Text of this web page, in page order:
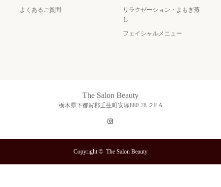
よくあるご質問
リラクゼーション・よもぎ蒸
し
フェイシャルメニュー
The Salon Beauty
栃木県下都賀郡壬生町安塚880-78 ２F A
Copyright © The Salon Beauty